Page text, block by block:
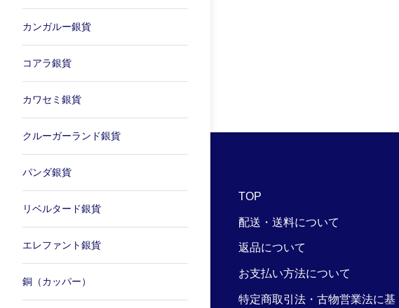
カンガルー銀貨
コアラ銀貨
カワセミ銀貨
クルーガーランド銀貨
パンダ銀貨
リベルタード銀貨
エレファント銀貨
銅（カッパー）
TOP
配送・送料について
返品について
お支払い方法について
特定商取引法・古物営業法に基